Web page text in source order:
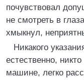
почувствовал
не смотреть в
хмыкнул,
Никакого
естественно,
машине, легко